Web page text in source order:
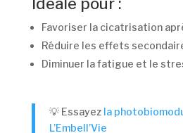
Idéale pour :
Favoriser la cicatrisation
Réduire les effets
Diminuer la fatigue et le
💡 Essayez la
L’Embell’Vie